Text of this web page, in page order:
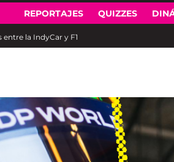
Open
dropdown
REPORTAJES QUIZZES
la IndyCar y F1